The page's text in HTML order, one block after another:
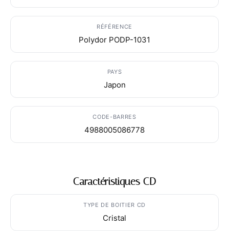
RÉFÉRENCE
Polydor PODP-1031
PAYS
Japon
CODE-BARRES
4988005086778
Caractéristiques CD
TYPE DE BOITIER CD
Cristal